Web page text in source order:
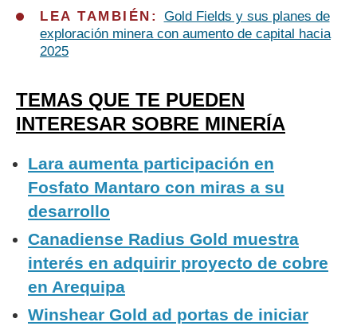
LEA TAMBIÉN: Gold Fields y sus planes de
exploración minera con aumento de capital hacia
2025
TEMAS QUE TE PUEDEN
INTERESAR SOBRE MINERÍA
Lara aumenta participación en
Fosfato Mantaro con miras a su
desarrollo
Canadiense Radius Gold muestra
interés en adquirir proyecto de cobre
en Arequipa
Winshear Gold ad portas de iniciar